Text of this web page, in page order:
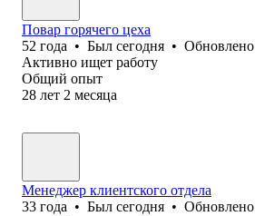
Повар горячего цеха
52 года • Был сегодня • Обновлено
Активно ищет работу
Общий опыт
28 лет 2 месяца
Менеджер клиентского отдела
33 года • Был сегодня • Обновлено